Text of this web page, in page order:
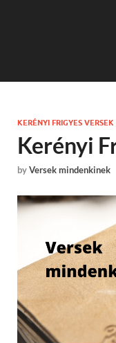
KERÉNYI FRIGYES VERSEK
Kerényi
byVersek mindenkinek